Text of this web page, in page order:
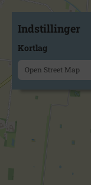
Indstillinger
Kortlag
Open Street Map